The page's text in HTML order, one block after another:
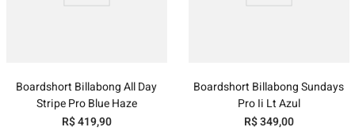
Boardshort Billabong All Day
Stripe Pro Blue Haze
R$419,90
Boardshort Billabong Sundays
Pro Ii Lt Azul
R$349,00